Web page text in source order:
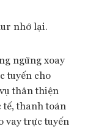
nhớ lại.
ngừng xoay
tuyến cho
thân thiện
thanh toán
vay trực tuyến